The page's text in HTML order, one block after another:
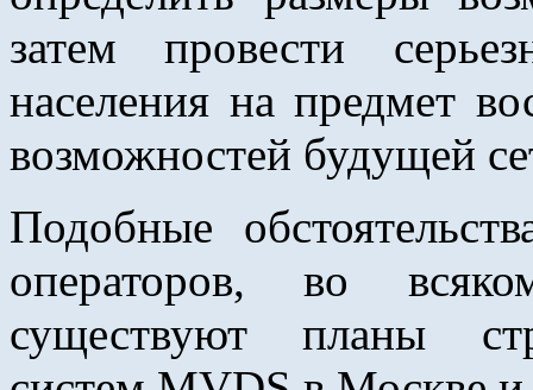
затем провести
населения на предмет
возможностей будущей
Подобные
операторов, во
существуют планы